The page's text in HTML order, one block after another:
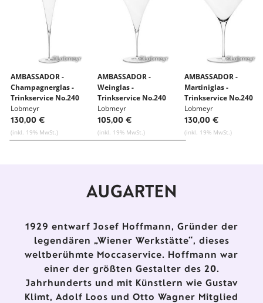
©Lobmeyr
AMBASSADOR -
Champagnerglas -
Trinkservice No.240
Lobmeyr
130,00 €
(inkl. 19% MwSt.)
©Lobmeyr
AMBASSADOR -
Weinglas -
Trinkservice No.240
Lobmeyr
105,00 €
(inkl. 19% MwSt.)
©Lobmeyr
AMBASSADOR -
Martiniglas -
Trinkservice No.240
Lobmeyr
130,00 €
(inkl. 19% MwSt.)
AUGARTEN
1929 entwarf Josef Hoffmann, Gründer der
legendären „Wiener Werkstätte“, dieses
weltberühmte Moccaservice. Hoffmann war
einer der größten Gestalter des 20.
Jahrhunderts und mit Künstlern wie Gustav
Klimt, Adolf Loos und Otto Wagner Mitglied